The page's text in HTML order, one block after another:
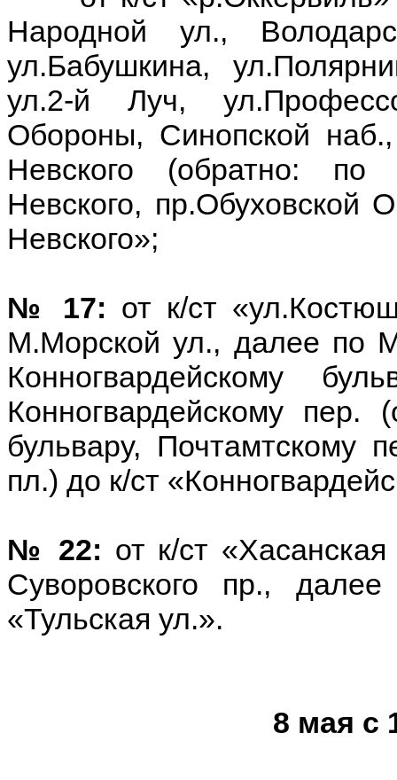
Народной ул.,
ул.Бабушкина,
ул.2-й Луч,
Обороны, Синопской
Невского (обратно: по
Невского, пр.Обуховской
Невского»;
№ 17: от к/ст
М.Морской ул., далее по
Конногвардейскому
Конногвардейскому пер.
бульвару, Почтамтскому
пл.) до к/ст
№ 22: от к/ст
Суворовского пр.,
«Тульская ул.».
8 мая с